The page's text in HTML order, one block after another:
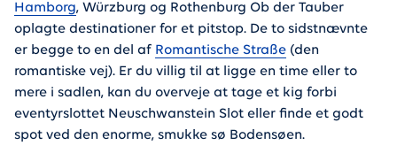
Hamborg, Würzburg og Rothenburg Ob der Tauber
oplagte destinationer for et pitstop. De to sidstnævnte
er begge to en del af Romantische Straße (den
romantiske vej). Er du villig til at ligge en time eller to
mere i sadlen, kan du overveje at tage et kig forbi
eventyrslottet Neuschwanstein Slot eller finde et godt
spot ved den enorme, smukke sø Bodensøen.